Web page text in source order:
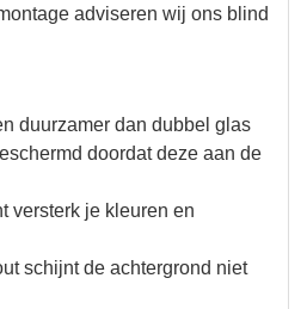
adviseren wij ons blind
duurzamer dan dubbel glas
doordat deze aan de
versterk je kleuren en
schijnt de achtergrond niet